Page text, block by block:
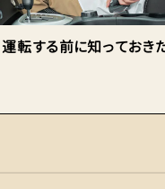
転する前に知っておき